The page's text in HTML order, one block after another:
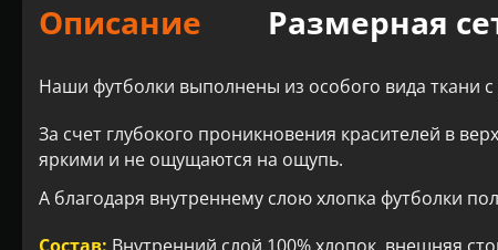
Описание Размерная
Наши футболки выполнены из особого вида ткани
За счет глубокого проникновения красителей в
яркими и не ощущаются на ощупь.
А благодаря внутреннему слою хлопка футболки